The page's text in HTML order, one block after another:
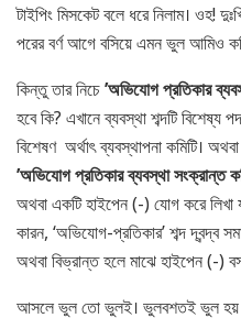
টাইপিং মিসকেট বলে ধরে নিলাম। ওহ!
পরের বর্ণ আগে বসিয়ে এমন ভুল আমিও
কিন্তু তার নিচে’অভিযোগ প্রতিকার
হবে কি? এখানে ব্যবস্থা শব্দটি
বিশেষণ অর্থাৎ ব্যবস্থাপনা কমিটি।
’অভিযোগ প্রতিকার ব্যবস্থা সংক্রান্ত
অথবা একটি হাইপেন (-) যোগ করে লিখা
কারন, ‘অভিযোগ-প্রতিকার’ শব্দ দ্বন্দ্ব
অথবা বিভ্রান্ত হলে মাঝে হাইপেন (-)
আসলে ভুল তো ভুলই। ভুলবশতই ভুল